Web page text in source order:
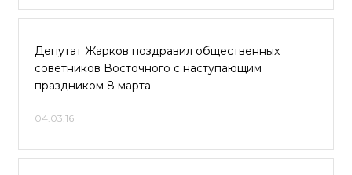
Депутат Жарков поздравил общественных
советников Восточного с наступающим
праздником 8 марта
04.03.16